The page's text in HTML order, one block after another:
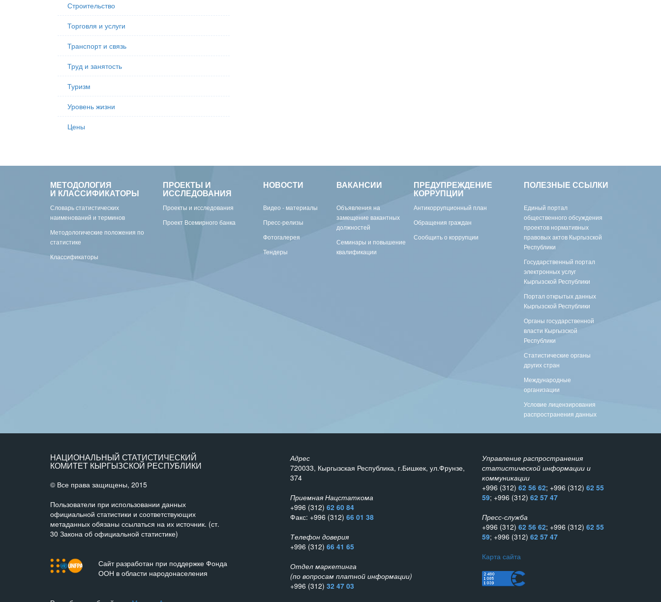
Строительство
Торговля и услуги
Транспорт и связь
Труд и занятость
Туризм
Уровень жизни
Цены
МЕТОДОЛОГИЯ
И КЛАССИФИКАТОРЫ
Словарь статистических
наименований и терминов
Методологические положения по
статистике
Классификаторы
ПРОЕКТЫ И
ИССЛЕДОВАНИЯ
Проекты и исследования
Проект Всемирного банка
НОВОСТИ
Видео - материалы
Пресс-релизы
Фотогалерея
Тендеры
ВАКАНСИИ
Объявления на
замещение вакантных
должностей
Семинары и повышение
квалификации
ПРЕДУПРЕЖДЕНИЕ
КОРРУПЦИИ
Антикоррупционный план
Обращения граждан
Сообщить о коррупции
ПОЛЕЗНЫЕ ССЫЛКИ
Единый портал
общественного обсуждения
проектов нормативных
правовых актов Кыргызской
Республики
Государственный портал
электронных услуг
Кыргызской Республики
Портал открытых данных
Кыргызской Республики
Органы государственной
власти Кыргызской
Республики
Статистические органы
других стран
Международные
организации
Условие лицензирования
распространения данных
НАЦИОНАЛЬНЫЙ СТАТИСТИЧЕСКИЙ
КОМИТЕТ КЫРГЫЗСКОЙ РЕСПУБЛИКИ
© Все права защищены, 2015
Пользователи при использовании данных
официальной статистики и соответствующих
метаданных обязаны ссылаться на их источник. (ст.
30 Закона об официальной статистике)
Сайт разработан при поддержке Фонда
ООН в области народонаселения
Адрес
720033, Кыргызская Республика, г.Бишкек, ул.Фрунзе,
374
Приемная Нацстаткома
+996 (312) 62 60 84
Факс: +996 (312) 66 01 38
Телефон доверия
+996 (312) 66 41 65
Отдел маркетинга
(по вопросам платной информации)
+996 (312) 32 47 03
Управление распространения
статистической информации и
коммуникации
+996 (312) 62 56 62; +996 (312) 62 55
59; +996 (312) 62 57 47
Пресс-служба
+996 (312) 62 56 62; +996 (312) 62 55
59; +996 (312) 62 57 47
Карта сайта